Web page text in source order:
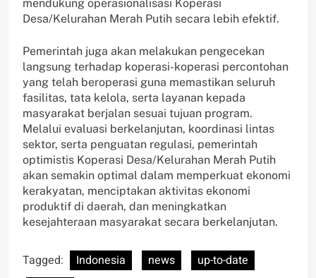
mendukung operasionalisasi Koperasi
Desa/Kelurahan Merah Putih secara lebih efektif.
Pemerintah juga akan melakukan pengecekan
langsung terhadap koperasi-koperasi percontohan
yang telah beroperasi guna memastikan seluruh
fasilitas, tata kelola, serta layanan kepada
masyarakat berjalan sesuai tujuan program.
Melalui evaluasi berkelanjutan, koordinasi lintas
sektor, serta penguatan regulasi, pemerintah
optimistis Koperasi Desa/Kelurahan Merah Putih
akan semakin optimal dalam memperkuat ekonomi
kerakyatan, menciptakan aktivitas ekonomi
produktif di daerah, dan meningkatkan
kesejahteraan masyarakat secara berkelanjutan.
Tagged: Indonesia news
up-to-date